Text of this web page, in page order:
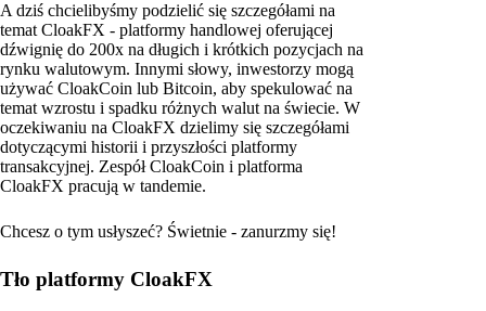
A dziś chcielibyśmy podzielić się szczegółami na
temat CloakFX - platformy handlowej oferującej
dźwignię do 200x na długich i krótkich pozycjach na
rynku walutowym. Innymi słowy, inwestorzy mogą
używać CloakCoin lub Bitcoin, aby spekulować na
temat wzrostu i spadku różnych walut na świecie. W
oczekiwaniu na CloakFX dzielimy się szczegółami
dotyczącymi historii i przyszłości platformy
transakcyjnej. Zespół CloakCoin i platforma
CloakFX pracują w tandemie.
Chcesz o tym usłyszeć? Świetnie - zanurzmy się!
Tło platformy CloakFX